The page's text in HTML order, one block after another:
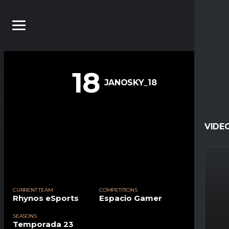
18 JANOSKY_18
CURRENT TEAM
Rhynos eSports
COMPETITIONS
Espacio Gamer
SEASONS
Temporada 23